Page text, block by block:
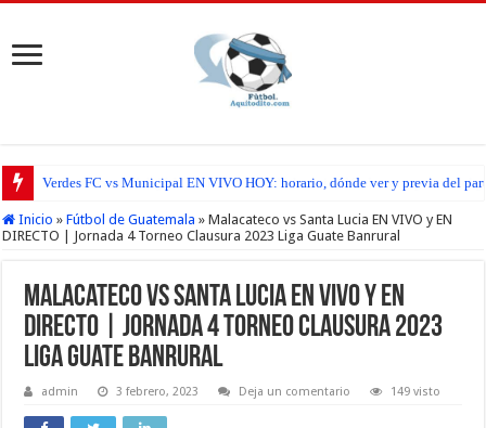
Verdes FC vs Municipal EN VIVO HOY: horario, dónde ver y previa del
Inicio » Fútbol de Guatemala » Malacateco vs Santa Lucia EN VIVO y EN
DIRECTO | Jornada 4 Torneo Clausura 2023 Liga Guate Banrural
Malacateco vs Santa Lucia EN VIVO y EN
DIRECTO | Jornada 4 Torneo Clausura 2023
Liga Guate Banrural
admin 3 febrero, 2023 Deja un comentario 149 visto